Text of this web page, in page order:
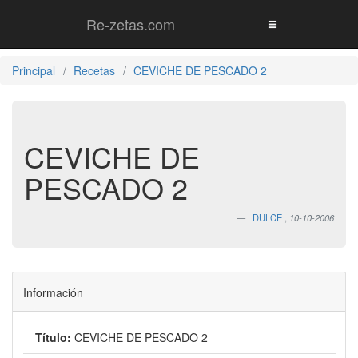
Re-zetas.com
Principal Recetas CEVICHE DE PESCADO 2
CEVICHE DE
PESCADO 2
DULCE 10-10-2006
Información
Título: CEVICHE DE PESCADO 2